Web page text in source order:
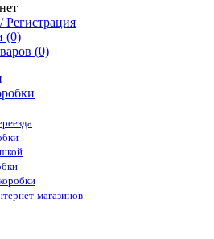
Регистрация
(0)
(0)
магазинов